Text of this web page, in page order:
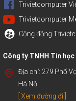
Trivietcomputer
Trivietcomputer
Cộng đồng
Công ty TNHH Tin
Địa chỉ: 279 Phố
Hà Nội
[ Xem đường đi ]